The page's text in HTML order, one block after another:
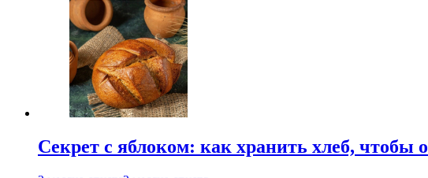
Секрет с яблоком: как хранить хлеб, чтобы